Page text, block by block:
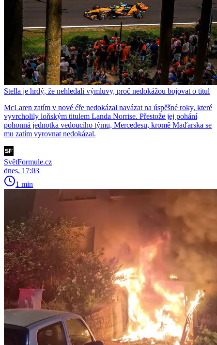
Stella je hrdý, že nehledali výmluvy, proč nedokážou bojovat o titul
McLaren zatím v nové éře nedokázal navázat na úspěšné roky, které
vyvrcholily loňským titulem Landa Norrise. Přestože jej pohání
pohonná jednotka vedoucího týmu, Mercedesu, kromě Maďarska se
mu zatím vyrovnat nedokázal.
SvětFormule.cz
dnes, 17:03
1 min